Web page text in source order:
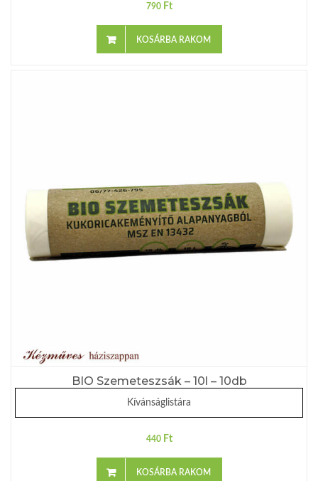
790 Ft
KOSÁRBA RAKOM
BIO Szemeteszsák – 10l – 10db
Kívánságlistára
440 Ft
KOSÁRBA RAKOM